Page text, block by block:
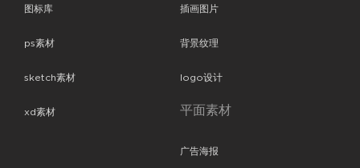
图标库
ps素材
sketch素材
xd素材
插画图片
背景纹理
logo设计
平面素材
广告海报